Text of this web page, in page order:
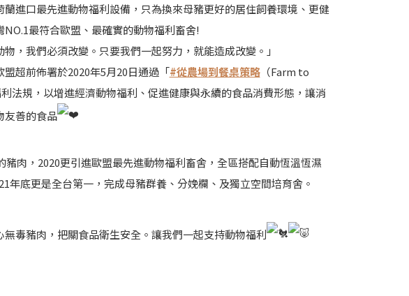
進口最先進動物福利設備，只為換來母豬更好的居住飼養環境、更健
最符合歐盟、最確實的動物福利畜舍!
，我們必須改變。只要我們一起努力，就能造成改變。」
超前佈署於2020年5月20日通過「#從農場到餐桌策略（Farm to
規，以增進經濟動物福利、促進健康與永續的食品消費形態，讓消
友善的食品
肉，2020更引進歐盟最先進動物福利畜舍，全區搭配自動恆溫恆濕
年底更是全台第一，完成母豬群養、分娩欄、及獨立空間培育舍。
毒豬肉，把關食品衛生安全。讓我們一起支持動物福利